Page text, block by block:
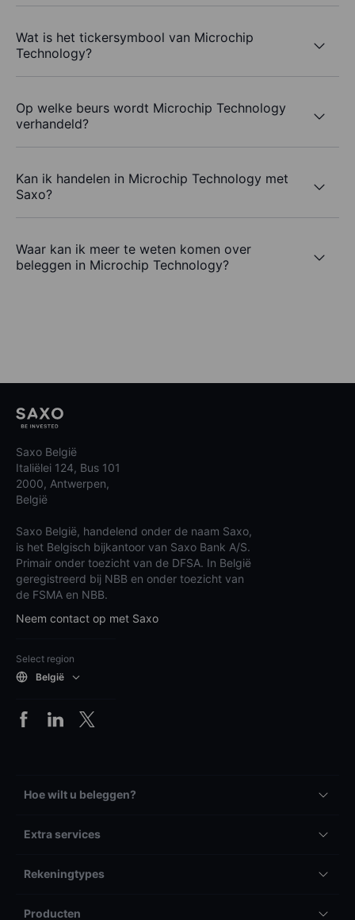
Wat is het tickersymbool van Microchip
Technology?
Op welke beurs wordt Microchip Technology
verhandeld?
Kan ik handelen in Microchip Technology met
Saxo?
Waar kan ik meer te weten komen over
beleggen in Microchip Technology?
Saxo België
Italiëlei 124, Bus 101
2000, Antwerpen,
België
Saxo België, handelend onder de naam Saxo,
is het Belgisch bijkantoor van Saxo Bank A/S.
Primair onder toezicht van de DFSA. In België
geregistreerd bij NBB en onder toezicht van
de FSMA en NBB.
Neem contact op met Saxo
Select region
België
Hoe wilt u beleggen?
Extra services
Rekeningtypes
Producten